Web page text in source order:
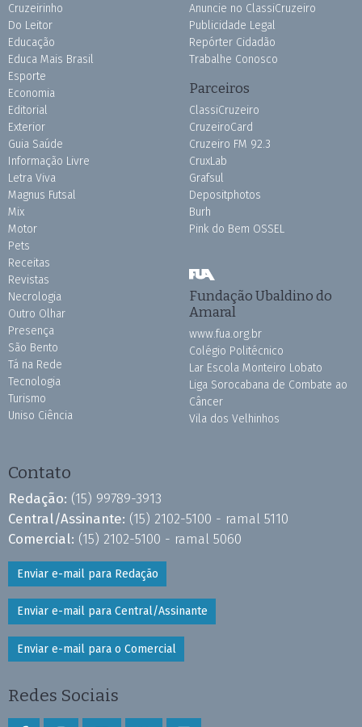
Cruzeirinho
Do Leitor
Educação
Educa Mais Brasil
Esporte
Economia
Editorial
Exterior
Guia Saúde
Informação Livre
Letra Viva
Magnus Futsal
Mix
Motor
Pets
Receitas
Revistas
Necrologia
Outro Olhar
Presença
São Bento
Tá na Rede
Tecnologia
Turismo
Uniso Ciência
Anuncie no ClassiCruzeiro
Publicidade Legal
Repórter Cidadão
Trabalhe Conosco
Parceiros
ClassiCruzeiro
CruzeiroCard
Cruzeiro FM 92.3
CruxLab
Grafsul
Depositphotos
Burh
Pink do Bem OSSEL
Fundação Ubaldino do
Amaral
www.fua.org.br
Colégio Politécnico
Lar Escola Monteiro Lobato
Liga Sorocabana de Combate ao
Câncer
Vila dos Velhinhos
Contato
Redação: (15) 99789-3913
Central/Assinante: (15) 2102-5100 - ramal 5110
Comercial: (15) 2102-5100 - ramal 5060
Enviar e-mail para Redação
Enviar e-mail para Central/Assinante
Enviar e-mail para o Comercial
Redes Sociais